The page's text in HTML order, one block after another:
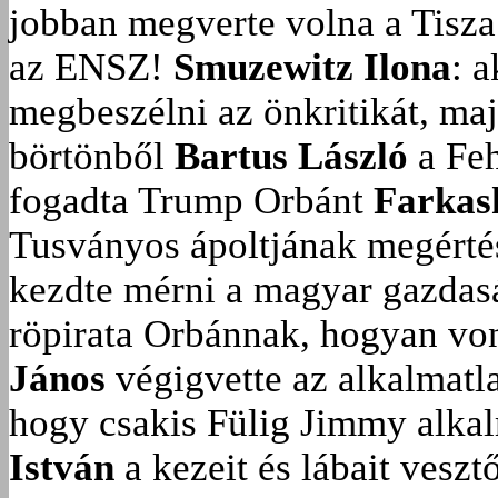
jobban megverte volna a
az ENSZ! Smuzewitz Ilona:
megbeszélni az önkritikát,
börtönből Bartus László a
fogadta Trump Orbánt
Tusványos ápoltjának
kezdte mérni a magyar
röpirata Orbánnak, hogyan
János végigvette az
hogy csakis Fülig Jimmy
István a kezeit és lábait